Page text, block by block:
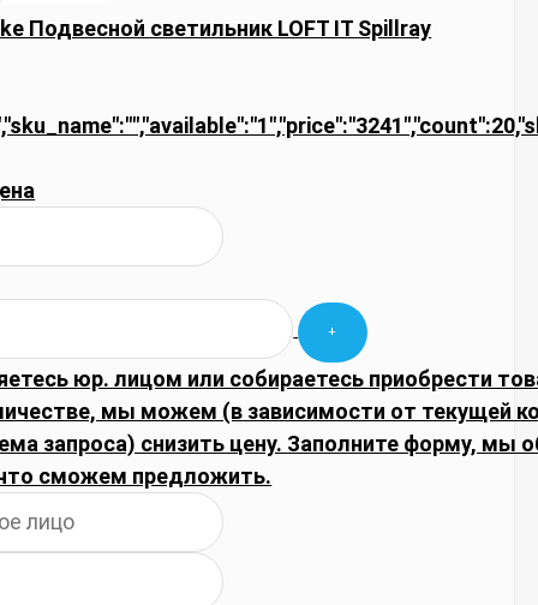
Подвесной светильник LOFT IT Spillray
юр. лицом или собираетесь приобрести
мы можем (в зависимости от текущей
запроса) снизить цену. Заполните форму, мы
сможем предложить.